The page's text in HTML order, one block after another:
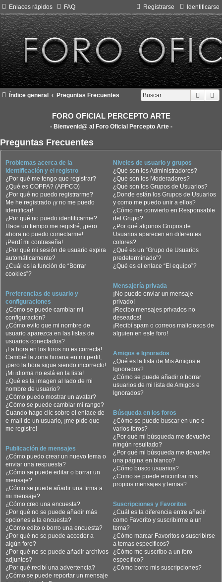
Enlaces rápidos FAQ Identificarse
Registrarse
Índice general Preguntas Frecuentes
FORO OFICIAL PERCEPTO ARTE
- Bienvenid@ al Foro Oficial Percepto Arte -
Preguntas Frecuentes
Problemas acerca de la
identificación y el registro
¿Por qué me tengo que registrar?
¿Qué es COPPA? (APPCO)
¿Por qué no puedo registrarme?
Me he registrado ¡y no me puedo
identificar!
¿Por qué no puedo identificarme?
Hace un tiempo me registré, ¡pero
ahora no puedo conectarme!
¡Perdí mi contraseña!
¿Por qué mi sesión de usuario expira
automáticamente?
¿Cuál es la función de “Borrar
cookies”?
Preferencias de usuario y
configuraciones
¿Cómo se puede cambiar mi
configuración?
¿Cómo evito que mi nombre de
usuario aparezca en las listas de
usuarios conectados?
¡La hora en los foros no es correcta!
Cambié la zona horaria en mi perfil,
¡pero la hora sigue siendo incorrecto!
¡Mi idioma no está en la lista!
¿Qué es la imagen al lado de mi
nombre de usuario?
¿Cómo puedo mostrar un avatar?
¿Cómo se puede cambiar mi rango?
Cuando hago clic sobre el enlace de
e-mail de un usuario, ¡me pide que
me registre!
Publicación de mensajes
¿Cómo puedo crear un nuevo tema o
enviar una respuesta?
¿Cómo se puede editar o borrar un
mensaje?
¿Cómo se puede añadir una firma a
mi mensaje?
¿Cómo creo una encuesta?
¿Por qué no se puede añadir más
opciones a la encuesta?
¿Cómo edito o borro una encuesta?
¿Por qué no se puede acceder a
algún foro?
¿Por qué no se puede añadir archivos
adjuntos?
¿Por qué recibí una advertencia?
¿Cómo se puede reportar un mensaje
Niveles de usuario y grupos
¿Qué son los Administradores?
¿Qué son los Moderadores?
¿Qué son los Grupos de Usuarios?
¿Donde están los Grupos de Usuarios
y como me puedo unir a ellos?
¿Cómo me convierto en Responsable
del Grupo?
¿Por qué algunos Grupos de
Usuarios aparecen en diferentes
colores?
¿Qué es un “Grupo de Usuarios
predeterminado”?
¿Qué es el enlace “El equipo”?
Mensajería privada
¡No puedo enviar un mensaje
privado!
¡Recibo mensajes privados no
deseados!
¡Recibí spam o correos maliciosos de
alguien en este foro!
Amigos e Ignorados
¿Qué es la lista de Mis Amigos e
Ignorados?
¿Cómo se puede añadir o borrar
usuarios de mi lista de Amigos e
Ignorados?
Búsqueda en los foros
¿Cómo se puede buscar en uno o
varios foros?
¿Por qué mi búsqueda me devuelve
ningún resultado?
¿Por qué mi búsqueda me devuelve
una página en blanco?
¿Cómo busco usuarios?
¿Como se puede encontrar mis
propios mensajes y temas?
Suscripciones y Favoritos
¿Cuál es la diferencia entre añadir
como Favorito y suscribirme a un
tema?
¿Cómo marcar Favoritos o suscribirse
a temas específicos?
¿Cómo me suscribo a un foro
específico?
¿Cómo borro mis suscripciones?